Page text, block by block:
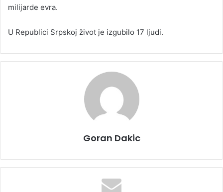
milijarde evra.
U Republici Srpskoj život je izgubilo 17 ljudi.
Goran Dakic